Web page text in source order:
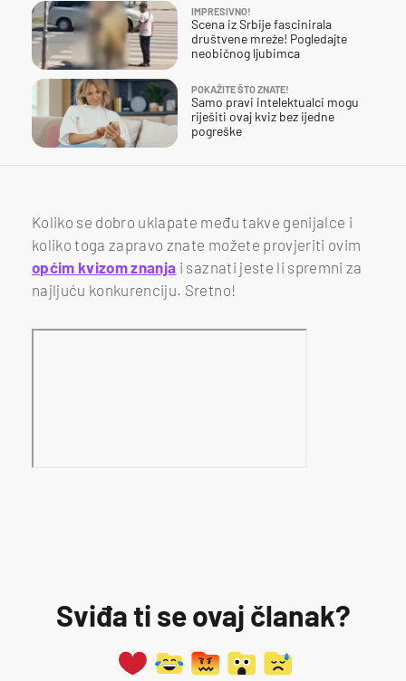
IMPRESIVNO!
Scena iz Srbije fascinirala
društvene mreže! Pogledajte
neobičnog ljubimca
POKAŽITE ŠTO ZNATE!
Samo pravi intelektualci mogu
riješiti ovaj kviz bez ijedne
pogreške
Koliko se dobro uklapate među takve genijalce i
koliko toga zapravo znate možete provjeriti ovim
općim kvizom znanja i saznati jeste li spremni za
najljuću konkurenciju. Sretno!
Sviđa ti se ovaj članak?